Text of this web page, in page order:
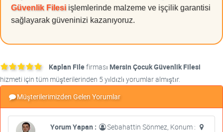
Güvenlik Filesi işlemlerinde malzeme ve işçilik garantisi
sağlayarak güveninizi kazanıyoruz.
Kaplan Filefirması Mersin Çocuk Güvenlik Filesi
hizmeti için tüm müşterilerinden 5 yıldızlı yorumlar almıştır.
Müşterilerimizden Gelen Yorumlar
Yorum Yapan :
Sebahattin Sönmez, Konum :